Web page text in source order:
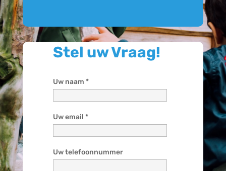
Stel uw Vraag!
Uw naam *
Uw email *
Uw telefoonnummer